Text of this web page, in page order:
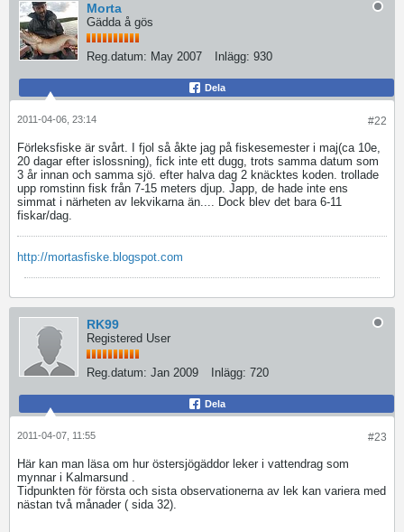
Morta
Gädda å gös
Reg.datum: May 2007 Inlägg: 930
Dela
#22
2011-04-06, 23:14
Förleksfiske är svårt. I fjol så åkte jag på fiskesemester i maj(ca 10e,
20 dagar efter islossning), fick inte ett dugg, trots samma datum som
3 år innan och samma sjö. efter halva dag 2 knäcktes koden. trollade
upp romstinn fisk från 7-15 meters djup. Japp, de hade inte ens
simmat i närheten av lekvikarna än.... Dock blev det bara 6-11
fiskar/dag.
http://mortasfiske.blogspot.com
RK99
Registered User
Reg.datum: Jan 2009 Inlägg: 720
Dela
#23
2011-04-07, 11:55
Här kan man läsa om hur östersjögäddor leker i vattendrag som
mynnar i Kalmarsund .
Tidpunkten för första och sista observationerna av lek kan variera med
nästan två månader ( sida 32).